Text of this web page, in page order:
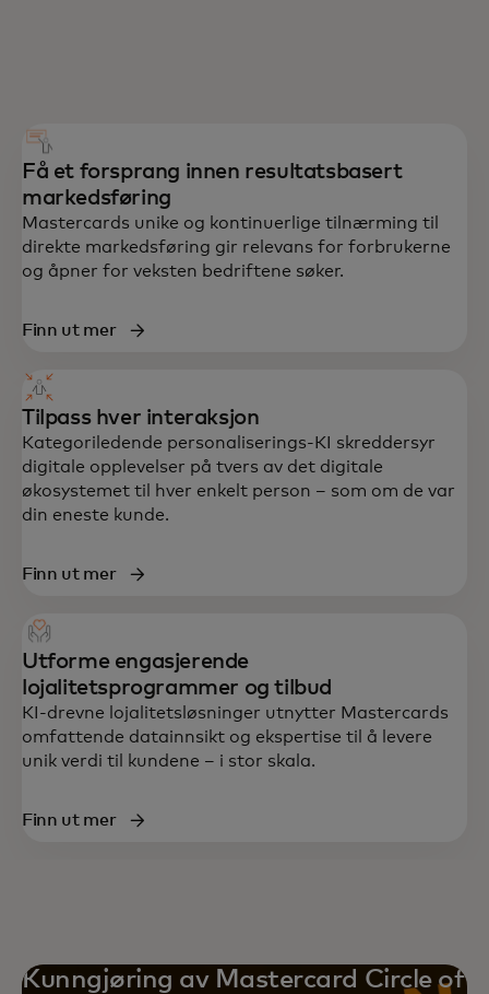
Få et forsprang innen resultatsbasert
markedsføring
Mastercards unike og kontinuerlige tilnærming til
direkte markedsføring gir relevans for forbrukerne
og åpner for veksten bedriftene søker.
Finn ut mer
Tilpass hver interaksjon
Kategoriledende personaliserings-KI skreddersyr
digitale opplevelser på tvers av det digitale
økosystemet til hver enkelt person – som om de var
din eneste kunde.
Finn ut mer
Utforme engasjerende
lojalitetsprogrammer og tilbud
KI-drevne lojalitetsløsninger utnytter Mastercards
omfattende datainnsikt og ekspertise til å levere
unik verdi til kundene – i stor skala.
Finn ut mer
Kunngjøring av Mastercard Circle of